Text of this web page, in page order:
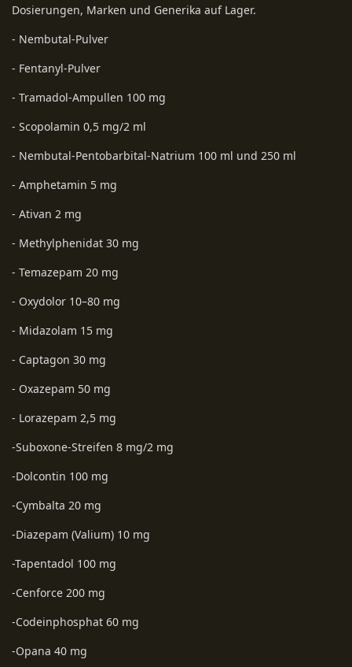
Dosierungen, Marken und Generika auf Lager.
- Nembutal-Pulver
- Fentanyl-Pulver
- Tramadol-Ampullen 100 mg
- Scopolamin 0,5 mg/2 ml
- Nembutal-Pentobarbital-Natrium 100 ml und 250 ml
- Amphetamin 5 mg
- Ativan 2 mg
- Methylphenidat 30 mg
- Temazepam 20 mg
- Oxydolor 10–80 mg
- Midazolam 15 mg
- Captagon 30 mg
- Oxazepam 50 mg
- Lorazepam 2,5 mg
-Suboxone-Streifen 8 mg/2 mg
-Dolcontin 100 mg
-Cymbalta 20 mg
-Diazepam (Valium) 10 mg
-Tapentadol 100 mg
-Cenforce 200 mg
-Codeinphosphat 60 mg
-Opana 40 mg